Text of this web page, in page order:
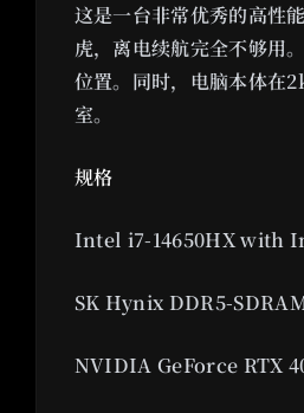
这是一台非常优秀的高
虎，离电续航完全不够用
位置。同时，电脑本体在
室。
规格
Intel i7-14650HX with
SK Hynix DDR5-SDRAM
NVIDIA GeForce RTX